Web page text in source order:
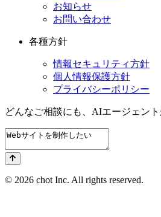
お知らせ
お問い合わせ
各種方針
情報セキュリティ方針
個人情報保護方針
プライバシーポリシー
どんなご相談にも、 AIエージェン
© 2026 chot Inc. All rights reserved.